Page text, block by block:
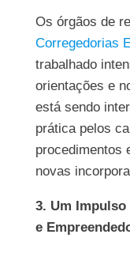
Os órgãos de
Corregedorias
trabalhado
orientações e
está sendo
prática pelos
procedimentos
novas
3. Um
e